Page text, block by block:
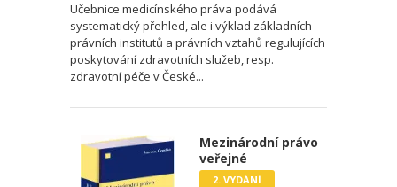
Učebnice medicínského práva podává
systematický přehled, ale i výklad základních
právních institutů a právních vztahů regulujících
poskytování zdravotních služeb, resp.
zdravotní péče v České...
Mezinárodní právo
veřejné
2. VYDÁNÍ